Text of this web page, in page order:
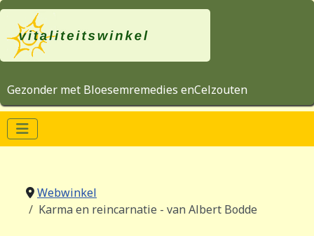
Gezonder met Bloesemremedies enCelzouten
Webwinkel
Karma en reincarnatie - van Albert Bodde